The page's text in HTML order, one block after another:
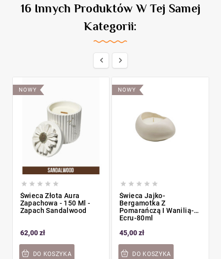
16 Innych Produktów W Tej Samej
Kategorii:
 
NOWY
    
Świeca Złota Aura
Zapachowa - 150 Ml -
Zapach Sandalwood
62,00 zł
DO KOSZYKA
NOWY
    
Świeca Jajko-
Bergamotka Z
Pomarańczą I Wanilią-
Ecru-80ml
45,00 zł
DO KOSZYKA